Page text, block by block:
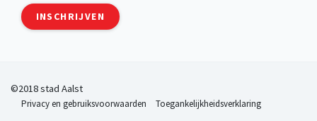
INSCHRIJVEN
©2018 stad Aalst
Privacy en gebruiksvoorwaarden Toegankelijkheidsverklaring